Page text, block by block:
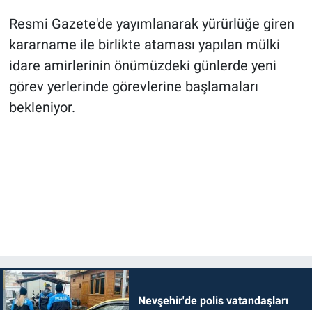
Resmi Gazete'de yayımlanarak yürürlüğe giren
kararname ile birlikte ataması yapılan mülki
idare amirlerinin önümüzdeki günlerde yeni
görev yerlerinde görevlerine başlamaları
bekleniyor.
Nevşehir'de polis vatandaşları